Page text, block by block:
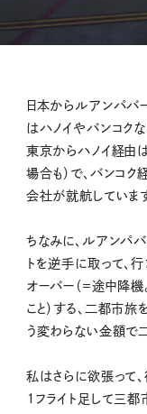
日本からルアンパバ
はハノイやバンコク
東京からハノイ経由
場合も）で、バンコ
会社が就航しています
ちなみに、ルアンパ
トを逆手に取って、
オーバー（＝途中降
こと）する、二都市旅
う変わらない金額で
私はさらに欲張って
１フライト足して三